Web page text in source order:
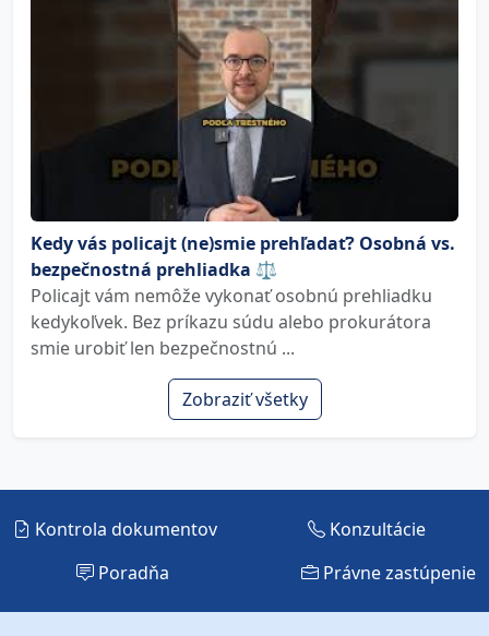
Kedy vás policajt (ne)smie prehľadať? Osobná vs.
bezpečnostná prehliadka ⚖️
Policajt vám nemôže vykonať osobnú prehliadku
kedykoľvek. Bez príkazu súdu alebo prokurátora
smie urobiť len bezpečnostnú ...
Zobraziť všetky
Kontrola dokumentov
Konzultácie
Poradňa
Právne zastúpenie